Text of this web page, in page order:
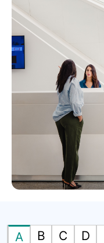
A B C D